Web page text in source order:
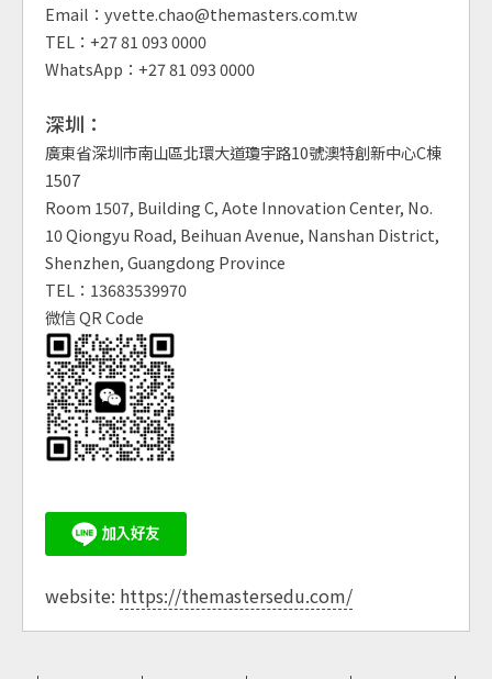
Email：yvette.chao@themasters.com.tw
TEL：+27 81 093 0000
WhatsApp：+27 81 093 0000
深圳：
廣東省深圳市南山區北環大道瓊宇路10號澳特創新中心C棟
1507
Room 1507, Building C, Aote Innovation Center, No.
10 Qiongyu Road, Beihuan Avenue, Nanshan District,
Shenzhen, Guangdong Province
TEL：13683539970
微信 QR Code
website: https://themastersedu.com/